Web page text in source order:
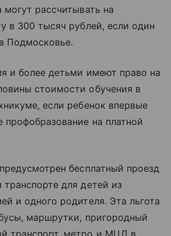
могут рассчитывать на
в 300 тысяч рублей, если один
Подмосковье.
и более детьми имеют право на
стоимости обучения в
если ребенок впервые
профобразование на платной
бесплатный проезд
для детей из
и одного родителя. Эта льгота
маршрутки, пригородный